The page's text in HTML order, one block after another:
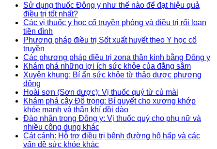
Sử dụng thuốc Đông y như thế nào để đạt hiệu quả
điều trị tốt nhất?
Các vị thuốc y học cổ truyền phòng và điều trị rối loạn
tiền đình
Phương pháp điều trị Sốt xuất huyết theo Y học cổ
truyền
Các phương pháp điều trị zona thần kinh bằng Đông y
Khám phá những lợi ích sức khỏe của đằng sâm
Xuyên khung: Bí ẩn sức khỏe từ thảo dược phương
đông
Hoài sơn (Sơn dược): Vị thuốc quý từ củ mài
Khám phá cây Đỗ trọng: Bí quyết cho xương khớp
khỏe mạnh và thận khí dồi dào
Đào nhân trong Đông y: Vị thuốc quý cho phụ nữ và
nhiều công dụng khác
Cát cánh: Hỗ trợ điều trị bệnh đường hô hấp và các
vấn đề sức khỏe khác